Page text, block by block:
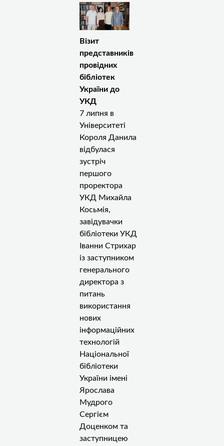
Візит
представників
провідних
бібліотек
України до
УКД
7 липня в
Університеті
Короля Данила
відбулася
зустріч
першого
проректора
УКД Михайла
Косьмія,
завідувачки
бібліотеки УКД
Іванни Стрихар
із заступником
генерального
директора з
питань
використання
нових
інформаційних
технологій
Національної
бібліотеки
України імені
Ярослава
Мудрого
Сергієм
Доценком та
заступницею